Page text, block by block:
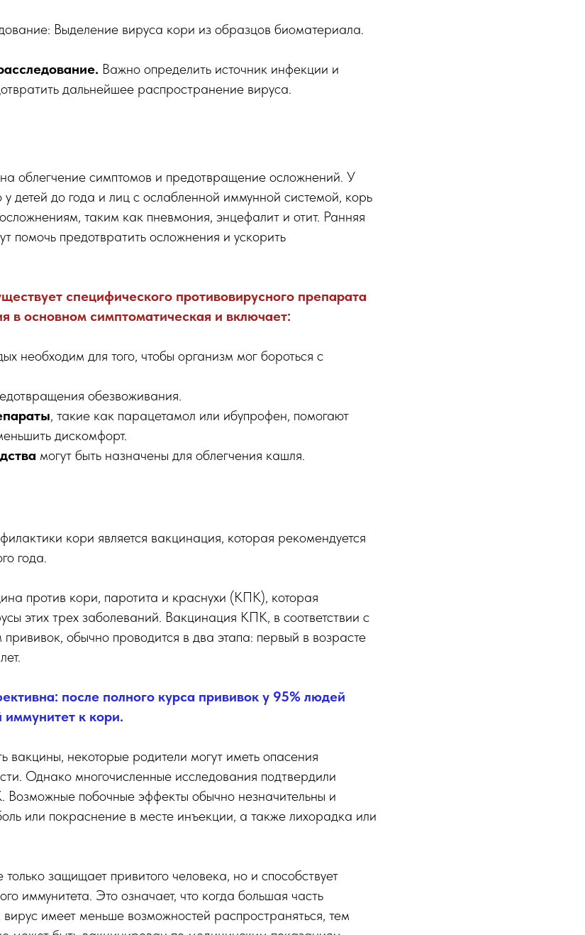
Выделение вируса кори из образцов биоматериала.
Важно определить источник инфекции и
дальнейшее распространение вируса.
облегчение симптомов и предотвращение осложнений. У
детей до года и лиц с ослабленной иммунной системой, корь
таким как пневмония, энцефалит и отит. Ранняя
помочь предотвратить осложнения и ускорить
специфического противовирусного препарата
в основном симптоматическая и включает:
необходим для того, чтобы организм мог бороться с
обезвоживания.
, такие как парацетамол или ибупрофен, помогают
дискомфорт.
могут быть назначены для облегчения кашля.
кори является вакцинация, которая рекомендуется
года.
против кори, паротита и краснухи (КПК), которая
этих трех заболеваний. Вакцинация КПК, в соответствии с
обычно проводится в два этапа: первый в возрасте
после полного курса прививок у 95% людей
иммунитет к кори.
вакцины, некоторые родители могут иметь опасения
Однако многочисленные исследования подтвердили
Возможные побочные эффекты обычно незначительны и
или покраснение в месте инъекции, а также лихорадка или
защищает привитого человека, но и способствует
иммунитета. Это означает, что когда большая часть
имеет меньше возможностей распространяться, тем